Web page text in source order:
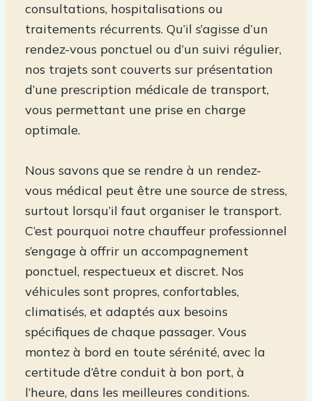
consultations, hospitalisations ou
traitements récurrents. Qu’il s’agisse d’un
rendez-vous ponctuel ou d’un suivi régulier,
nos trajets sont couverts sur présentation
d’une prescription médicale de transport,
vous permettant une prise en charge
optimale.
Nous savons que se rendre à un rendez-
vous médical peut être une source de stress,
surtout lorsqu’il faut organiser le transport.
C’est pourquoi notre chauffeur professionnel
s’engage à offrir un accompagnement
ponctuel, respectueux et discret. Nos
véhicules sont propres, confortables,
climatisés, et adaptés aux besoins
spécifiques de chaque passager. Vous
montez à bord en toute sérénité, avec la
certitude d’être conduit à bon port, à
l’heure, dans les meilleures conditions.